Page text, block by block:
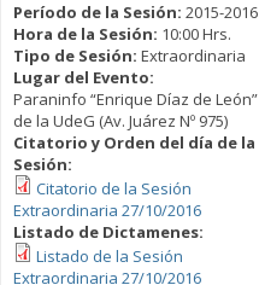
Período de la Sesión: 2015-2016
Hora de la Sesión: 10:00 Hrs.
Tipo de Sesión: Extraordinaria
Lugar del Evento:
Paraninfo “Enrique Díaz de León”
de la UdeG (Av. Juárez Nº 975)
Citatorio y Orden del día de la
Sesión:
Citatorio de la Sesión
Extraordinaria 27/10/2016
Listado de Dictamenes:
Listado de la Sesión
Extraordinaria 27/10/2016